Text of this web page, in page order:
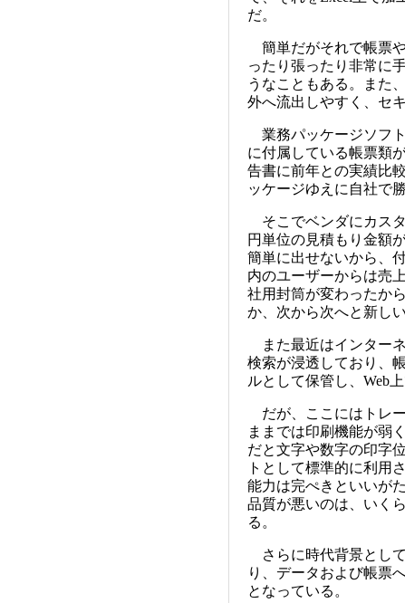
だ。
簡単だがそれで帳票
ったり張ったり非常に
うなこともある。また
外へ流出しやすく、セ
業務パッケージソフ
に付属している帳票類
告書に前年との実績比
ッケージゆえに自社で
そこでベンダにカス
円単位の見積もり金額
簡単に出せないから、
内のユーザーからは売
社用封筒が変わったか
か、次から次へと新し
また最近はインター
検索が浸透しており、
ルとして保管し、Web
だが、ここにはトレ
ままでは印刷機能が弱
だと文字や数字の印字
トとして標準的に利用
能力は完ぺきといいが
品質が悪いのは、いく
る。
さらに時代背景とし
り、データおよび帳票
となっている。